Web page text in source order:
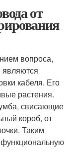
от
вопроса,
являются
кабеля. Его
растения.
свисающие
короб, от
Таким